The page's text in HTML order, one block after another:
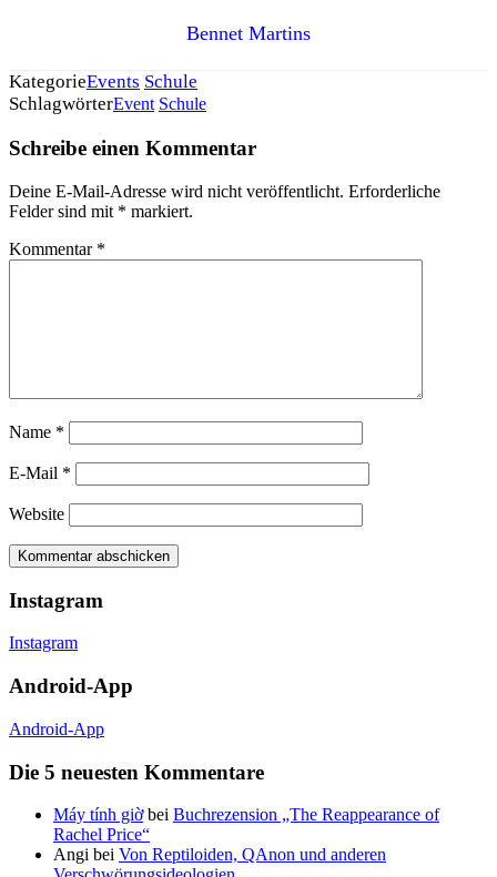
Bennet Martins
KategorieEvents Schule
SchlagwörterEvent Schule
Schreibe einen Kommentar
Deine E-Mail-Adresse wird nicht veröffentlicht. Erforderliche
Felder sind mit * markiert.
Kommentar *
Name *
E-Mail *
Website
Instagram
Instagram
Android-App
Android-App
Die 5 neuesten Kommentare
Máy tính giờbei Buchrezension „The Reappearance of
Rachel Price“
Angi bei Von Reptiloiden, QAnon und anderen